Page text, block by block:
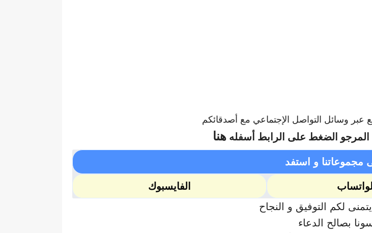
عبر وسائل التواصل الإجتماعي مع أصدقائكم
المرجو الضغط على الرابط أسفلههنا
مجموعاتنا و استفد
الواتساب
الفايسبوك
لكم التوفيق و النجاح
بصالح الدعاء